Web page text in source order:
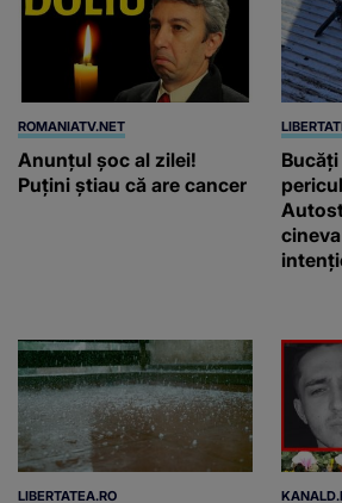
ROMANIATV.NET
Anunţul şoc al zilei!
Puţini ştiau că are cancer
LIBERTATEA.RO